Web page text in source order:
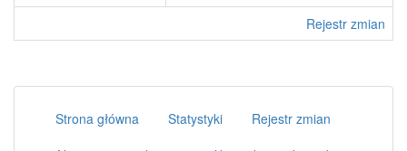
Rejestr zmian
Strona główna Statystyki
Rejestr zmian